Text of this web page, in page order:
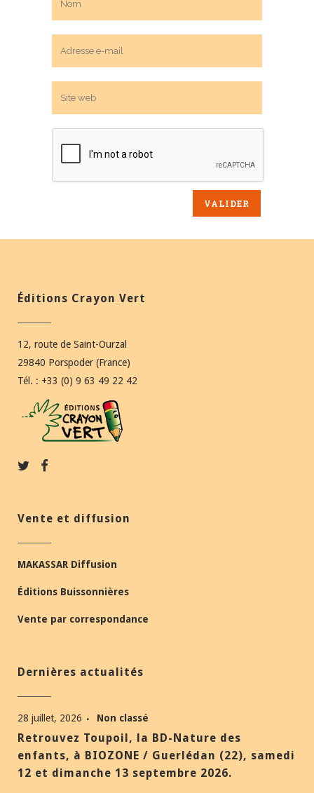
Éditions Crayon Vert
12, route de Saint-Ourzal
29840 Porspoder (France)
Tél. : +33 (0) 9 63 49 22 42
Vente et diffusion
MAKASSAR Diffusion
Éditions Buissonnières
Vente par correspondance
Dernières actualités
28 juillet, 2026 Non classé
Retrouvez Toupoil, la BD-Nature des
enfants, à BIOZONE / Guerlédan (22), samedi
12 et dimanche 13 septembre 2026.